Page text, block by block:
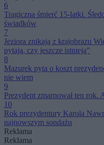
6
Tragiczna śmierć 15-latki.
świadków
7
Jeziora znikają z krajobrazu
pytają, czy jeszcze istnieją”
8
Mazurek pyta o koszt
nie wiem
9
Prezydent zmarnował ten rok.
10
Rok prezydentury Karola
najnowszym sondażu
Reklama
Reklama